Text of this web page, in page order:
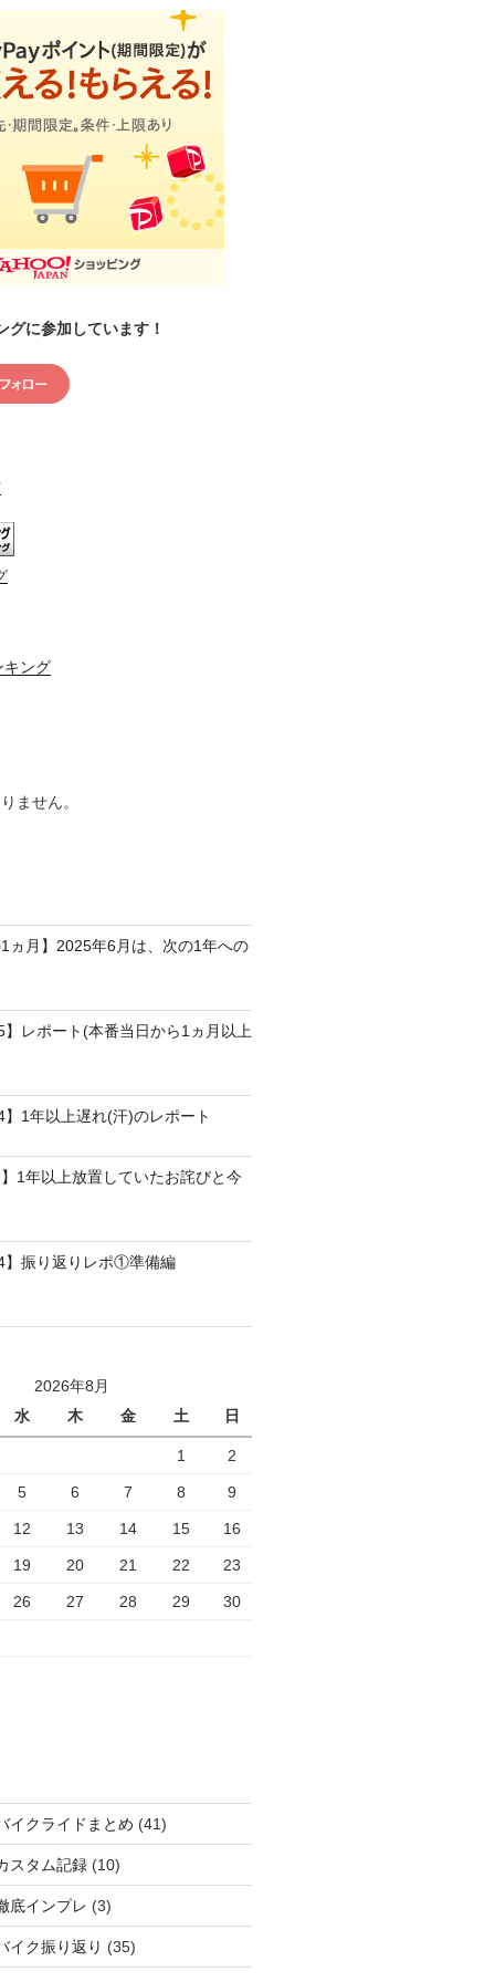
グに参加しています！
キング
ません。
ヵ月】2025年6月は、次の1年への
レポート(本番当日から1ヵ月以上
1年以上遅れ(汗)のレポート
1年以上放置していたお詫びと今
】振り返りレポ①準備編
2026年8月
水
木 金 土 日
1 2
5 6 7 8 9
12 13 14 15 16
19 20 21 22 23
26 27 28 29 30
イクライドまとめ (41)
スタム記録(10)
底インプレ (3)
イク振り返り (35)